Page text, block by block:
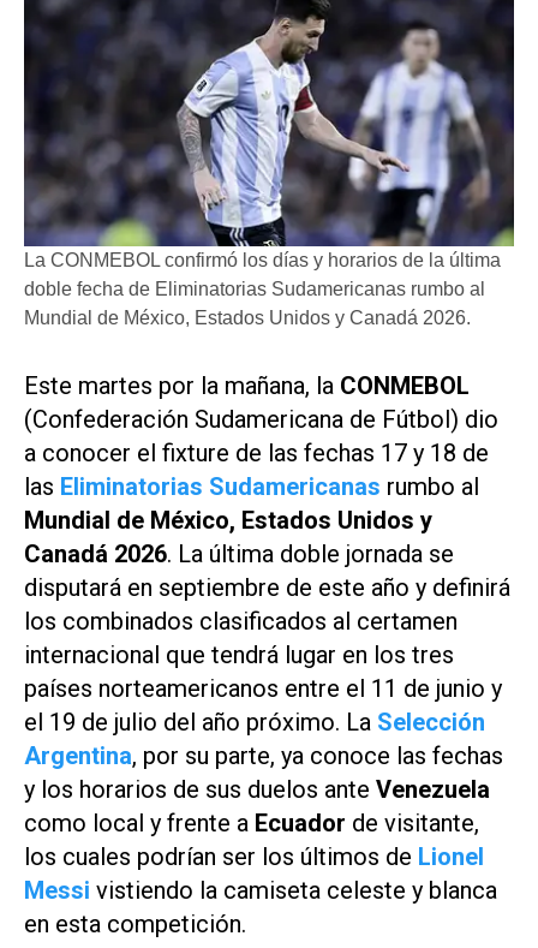
La CONMEBOL confirmó los días y horarios de la última
doble fecha de Eliminatorias Sudamericanas rumbo al
Mundial de México, Estados Unidos y Canadá 2026.
Este martes por la mañana, la CONMEBOL
(Confederación Sudamericana de Fútbol) dio
a conocer el fixture de las fechas 17 y 18 de
las Eliminatorias Sudamericanas rumbo al
Mundial de México, Estados Unidos y
Canadá 2026. La última doble jornada se
disputará en septiembre de este año y definirá
los combinados clasificados al certamen
internacional que tendrá lugar en los tres
países norteamericanos entre el 11 de junio y
el 19 de julio del año próximo. La Selección
Argentina, por su parte, ya conoce las fechas
y los horarios de sus duelos ante Venezuela
como local y frente a Ecuador de visitante,
los cuales podrían ser los últimos de Lionel
Messi vistiendo la camiseta celeste y blanca
en esta competición.